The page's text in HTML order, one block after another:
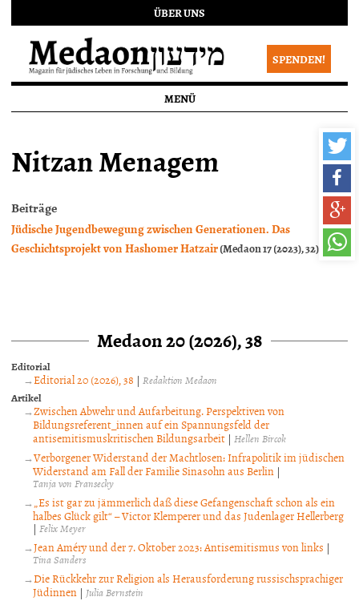
ÜBER UNS
SPENDEN!
MENÜ
Nitzan Menagem
Beiträge
Jüdische Jugendbewegung zwischen Generationen. Das
Geschichtsprojekt von Hashomer Hatzair(Medaon 17 (2023), 32)
Medaon 20 (2026), 38
Editorial
Editorial 20 (2026), 38 |Redaktion Medaon
Artikel
Zwischen Abwehr und Aufarbeitung. Perspektiven von
Bildungsreferent_innen auf ein Spannungsfeld der
antisemitismuskritischen Bildungsarbeit | Hellen Bircok
Verborgener Widerstand der Machtlosen: Infrapolitik im jüdischen
Widerstand am Fall der Familie Sinasohn aus Berlin |
Tanja von Fransecky
„Es ist gar zu jämmerlich daß diese Gefangenschaft schon als ein
halbes Glück gilt“ – Victor Klemperer und das Judenlager Hellerberg
| Felix Meyer
Jean Améry und der 7. Oktober 2023: Antisemitismus von links |
Tina Sanders
Die Rückkehr zur Religion als Herausforderung russischsprachiger
Jüdinnen | Julia Bernstein